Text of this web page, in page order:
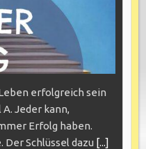
erfolgreich sein
Jeder kann,
Erfolg haben.
Der Schlüssel dazu [...]